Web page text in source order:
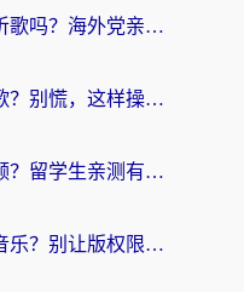
酷狗会员在国外可以听歌吗？海外党亲测有效：3步解决音乐权限难题
在国外无法听国内的歌？别慌，这样操作就能畅听QQ音乐（附亲测加速器推荐）
在国外如何看腾讯视频？留学生亲测有效的回国加速方案
在国外怎么听国内的音乐？别让版权限制断了你的华语歌单